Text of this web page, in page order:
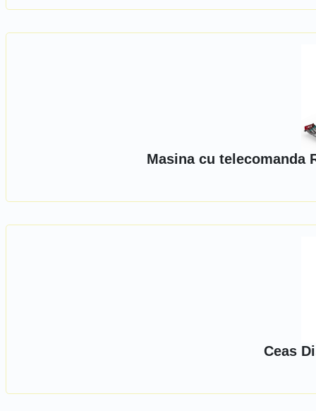
Masina cu telecomanda
Ceas